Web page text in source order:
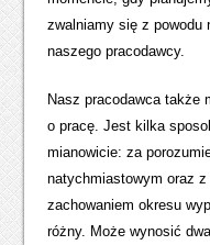
zwalniamy się z powodu
naszego pracodawcy.
Nasz pracodawca także
o pracę. Jest kilka
mianowicie: za
natychmiastowym oraz
zachowaniem okresu
różny. Może wynosić